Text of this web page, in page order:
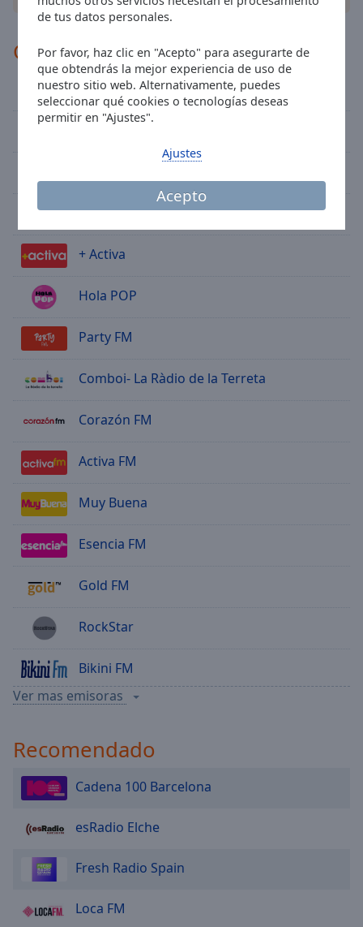
de tus datos personales.
Por favor, haz clic en "Acepto" para asegurarte de
que obtendrás la mejor experiencia de uso de
nuestro sitio web. Alternativamente, puedes
seleccionar qué cookies o tecnologías deseas
permitir en "Ajustes".
Acepto
Ajustes
Dialog
dialog
window.
Grupo Emisoras Musicales
Ràdio Calp 106.8 FM
Remember The Music Spain
Sol Latino
+ Activa
Hola POP
Party FM
Comboi- La Ràdio de la Terreta
Corazón FM
Activa FM
Muy Buena
Esencia FM
Gold FM
RockStar
Bikini FM
La Mega
La Flamenca
La Que Suena
La Indie
Radio 6
Ver mas emisoras
Recomendado
Cadena 100 Barcelona
esRadio Elche
Fresh Radio Spain
Loca FM